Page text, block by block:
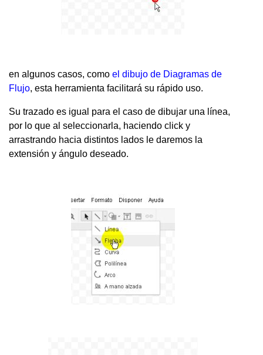
en algunos casos, como el dibujo de Diagramas de
Flujo, esta herramienta facilitará su rápido uso.
Su trazado es igual para el caso de dibujar una línea,
por lo que al seleccionarla, haciendo click y
arrastrando hacia distintos lados le daremos la
extensión y ángulo deseado.